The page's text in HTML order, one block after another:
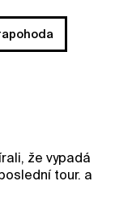
že vypadá
tour. a